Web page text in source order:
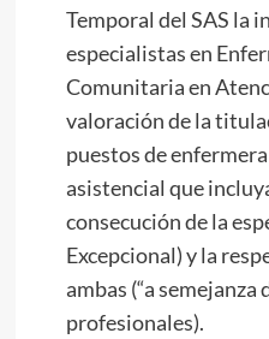
Temporal del SAS la
especialistas en
Comunitaria en
valoración de la
puestos de
asistencial que
consecución de la
Excepcional) y la
ambas (“a
profesionales).